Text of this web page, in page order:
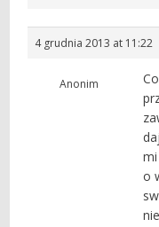
4 grudnia 2013 at 11:22
Anonim
o